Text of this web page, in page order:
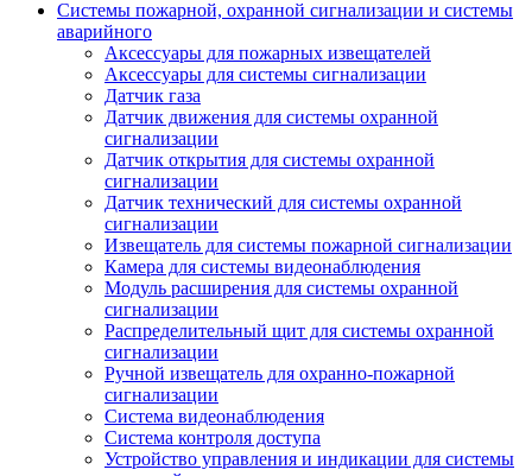
Системы пожарной, охранной сигнализации и системы
аварийного
Аксессуары для пожарных извещателей
Аксессуары для системы сигнализации
Датчик газа
Датчик движения для системы охранной
сигнализации
Датчик открытия для системы охранной
сигнализации
Датчик технический для системы охранной
сигнализации
Извещатель для системы пожарной сигнализации
Камера для системы видеонаблюдения
Модуль расширения для системы охранной
сигнализации
Распределительный щит для системы охранной
сигнализации
Ручной извещатель для охранно-пожарной
сигнализации
Система видеонаблюдения
Система контроля доступа
Устройство управления и индикации для системы